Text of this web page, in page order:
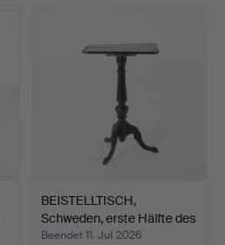
BEISTELLTISCH,
Schweden, erste Hälfte des
…
Beendet 11. Jul 2026